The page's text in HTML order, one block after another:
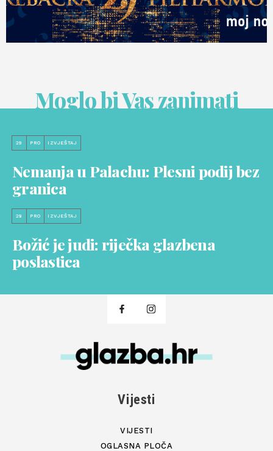
Moglo bi Vas zanimati
29 PRO IZVJEŠTAJ
Nemanja u Palachu: Plesni podij bez
granica
28 PRO IZVJEŠTAJ
Božić je judi: riječka glazbena
poslastica
Vijesti
VIJESTI
OGLASNA PLOČA